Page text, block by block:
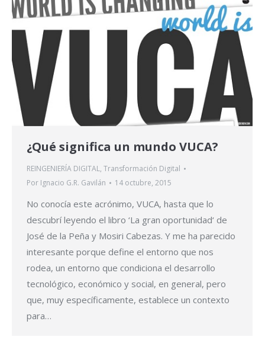
¿Qué significa un mundo VUCA?
REINGENIERÍA DIGITAL, Transformación Digital
Por Ignacio G.R. Gavilán 14 octubre, 2015
No conocía este acrónimo, VUCA, hasta que lo
descubrí leyendo el libro ‘La gran oportunidad‘ de
José de la Peña y Mosiri Cabezas. Y me ha parecido
interesante porque define el entorno que nos
rodea, un entorno que condiciona el desarrollo
tecnológico, económico y social, en general, pero
que, muy específicamente, establece un contexto
para…